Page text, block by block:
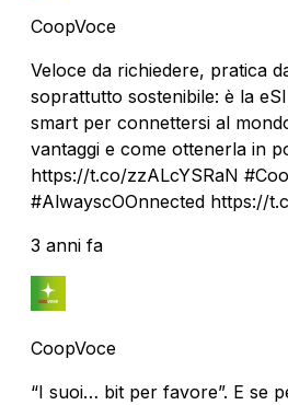
CoopVoce
Veloce da richiedere, pratica
soprattutto sostenibile: è la
smart per connettersi al
vantaggi e come ottenerla in
https://t.co/zzALcYSRaN
#AlwayscOOnnected https://
3 anni fa
CoopVoce
“I suoi… bit per favore”. E se